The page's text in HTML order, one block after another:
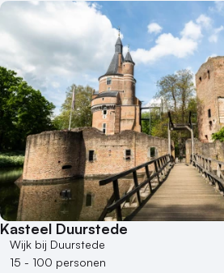
Hybride events
Industriële locatie
Kasteel en landgoed
Kleine / intieme locatie
Locaties aan zee
Museum
Theater
Varende locatie
Kasteel Duurstede
Wijk bij Duurstede
15 - 100 personen